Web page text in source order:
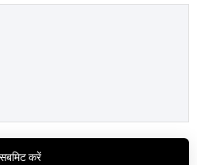
सबमिट करें